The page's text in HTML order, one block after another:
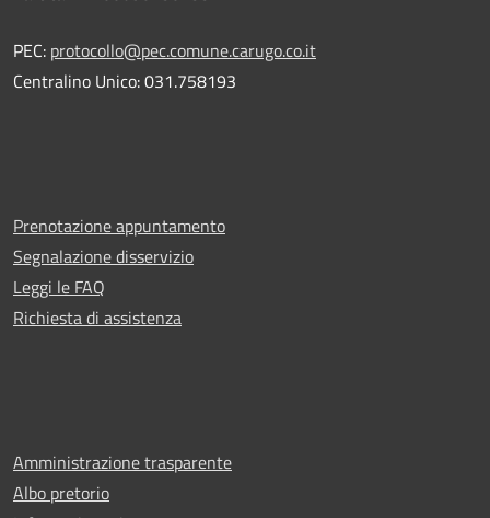
PEC: protocollo@pec.comune.carugo.co.it
Centralino Unico: 031.758193
Prenotazione appuntamento
Segnalazione disservizio
Leggi le FAQ
Richiesta di assistenza
Amministrazione trasparente
Albo pretorio